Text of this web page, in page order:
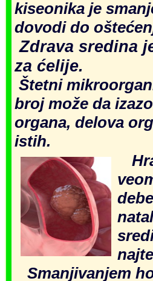
kiseonika je
dovodi do
Zdrava sredina
za ćelije.
Štetni
broj može da
organa, delova
istih.
Hr
Smanjivanjem